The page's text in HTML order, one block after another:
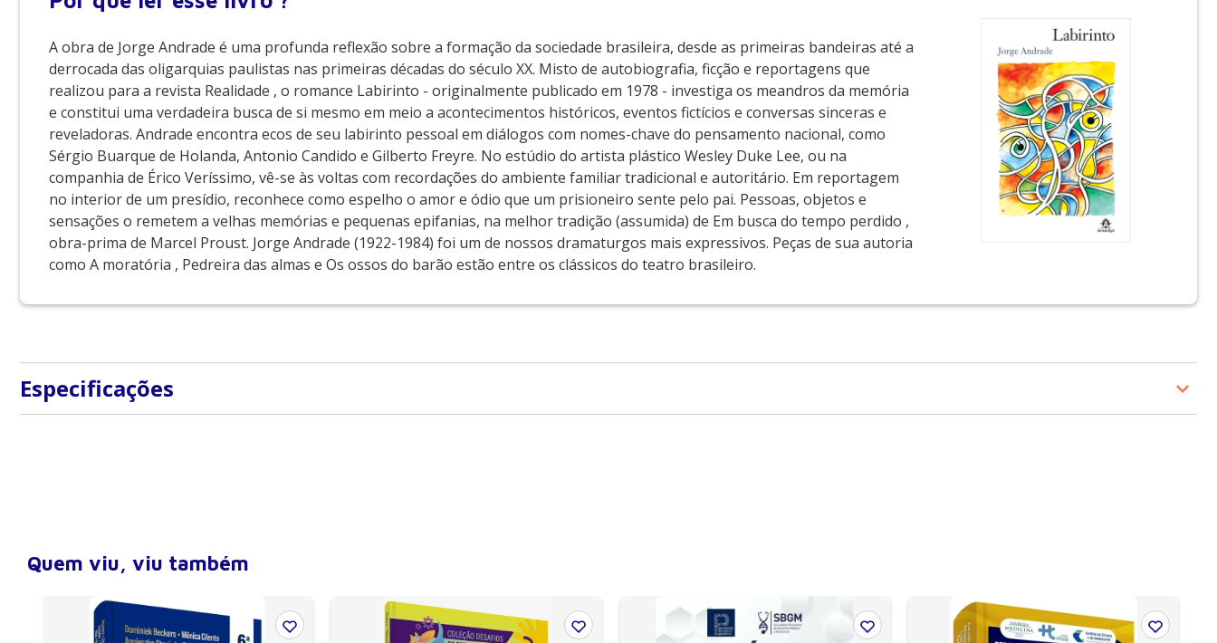
A obra de Jorge Andrade é uma profunda reflexão sobre a formação da sociedade brasileira, desde as primeiras bandeiras até a
derrocada das oligarquias paulistas nas primeiras décadas do século XX. Misto de autobiografia, ficção e reportagens que
realizou para a revista Realidade , o romance Labirinto - originalmente publicado em 1978 - investiga os meandros da memória
e constitui uma verdadeira busca de si mesmo em meio a acontecimentos históricos, eventos fictícios e conversas sinceras e
reveladoras. Andrade encontra ecos de seu labirinto pessoal em diálogos com nomes-chave do pensamento nacional, como
Sérgio Buarque de Holanda, Antonio Candido e Gilberto Freyre. No estúdio do artista plástico Wesley Duke Lee, ou na
companhia de Érico Veríssimo, vê-se às voltas com recordações do ambiente familiar tradicional e autoritário. Em reportagem
no interior de um presídio, reconhece como espelho o amor e ódio que um prisioneiro sente pelo pai. Pessoas, objetos e
sensações o remetem a velhas memórias e pequenas epifanias, na melhor tradição (assumida) de Em busca do tempo perdido ,
obra-prima de Marcel Proust. Jorge Andrade (1922-1984) foi um de nossos dramaturgos mais expressivos. Peças de sua autoria
como A moratória , Pedreira das almas e Os ossos do barão estão entre os clássicos do teatro brasileiro.
Especificações
Ano de publicação
2009
Quem viu, viu também